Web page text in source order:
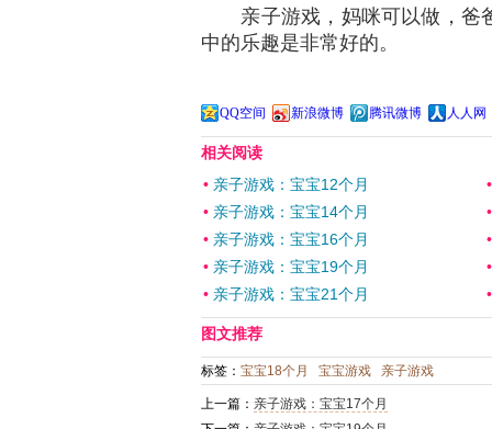
亲子游戏，妈咪可以做，爸
中的乐趣是非常好的。
QQ空间 新浪微博 腾讯微博 人人网
相关阅读
• 亲子游戏：宝宝12个月
• 亲子游戏：宝宝14个月
• 亲子游戏：宝宝16个月
• 亲子游戏：宝宝19个月
• 亲子游戏：宝宝21个月
图文推荐
标签： 宝宝18个月 宝宝游戏 亲子游戏
上一篇： 亲子游戏：宝宝17个月